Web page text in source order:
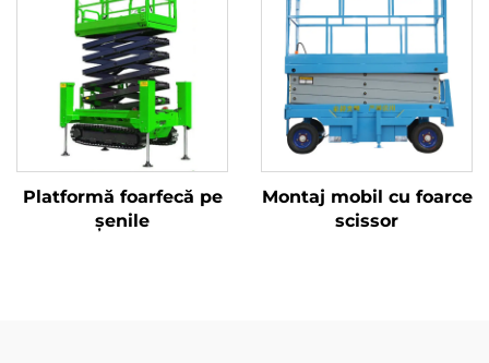
Platformă foarfecă pe
șenile
Montaj mobil cu foarce
scissor